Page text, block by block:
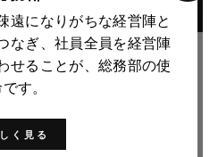
遠になりがちな経営陣と
なぎ、社員全員を経営陣
せることが、総務部の使
す。
く見る